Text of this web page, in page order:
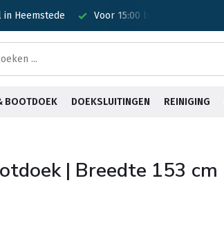
Is vandaag verzonden!
BOOTDOEK DOEKSLUITINGEN REINIGING
| Breedte 153 cm